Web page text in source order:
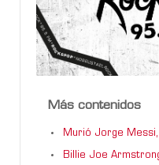
Más contenidos
Murió Jorge
Billie Joe